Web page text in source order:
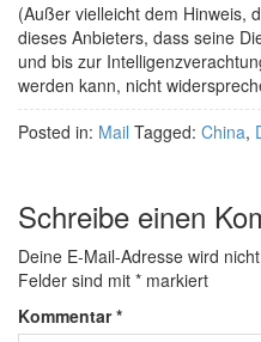
(Außer vielleicht dem Hinweis,
dieses Anbieters, dass seine
und bis zur
werden kann, nicht
Posted in: Mail Tagged: China,
Schreibe einen
Deine E-Mail-Adresse wird
Felder sind mit * markiert
Kommentar*